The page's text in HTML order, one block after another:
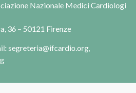
Nazionale Medici Cardiologi
36 – 50121 Firenze
segreteria@ifcardio.org,